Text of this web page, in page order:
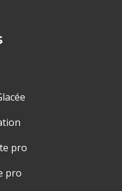
pro
pro